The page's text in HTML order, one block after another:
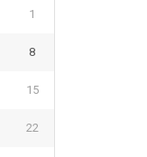
1
8
15
22